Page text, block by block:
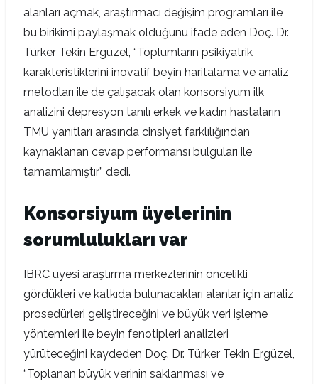
alanları açmak, araştırmacı değişim programları ile
bu birikimi paylaşmak olduğunu ifade eden Doç. Dr.
Türker Tekin Ergüzel, “Toplumların psikiyatrik
karakteristiklerini inovatif beyin haritalama ve analiz
metodları ile de çalışacak olan konsorsiyum ilk
analizini depresyon tanılı erkek ve kadın hastaların
TMU yanıtları arasında cinsiyet farklılığından
kaynaklanan cevap performansı bulguları ile
tamamlamıştır” dedi.
Konsorsiyum üyelerinin
sorumlulukları var
IBRC üyesi araştırma merkezlerinin öncelikli
gördükleri ve katkıda bulunacakları alanlar için analiz
prosedürleri geliştireceğini ve büyük veri işleme
yöntemleri ile beyin fenotipleri analizleri
yürüteceğini kaydeden Doç. Dr. Türker Tekin Ergüzel,
“Toplanan büyük verinin saklanması ve